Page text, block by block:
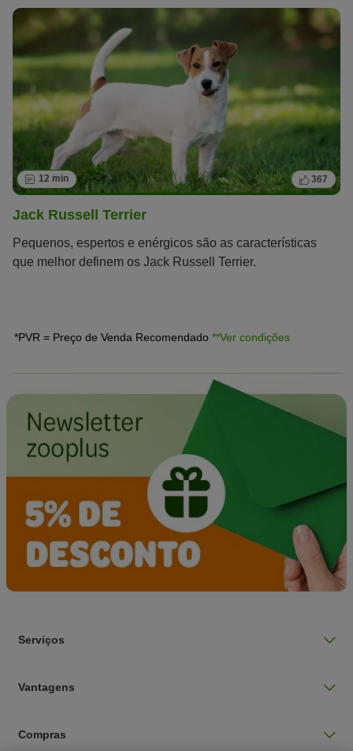
12 min 367
Jack Russell Terrier
Pequenos, espertos e enérgicos são as características
que melhor definem os Jack Russell Terrier.
*PVR = Preço de Venda Recomendado **Ver condições
Serviços
Vantagens
Compras